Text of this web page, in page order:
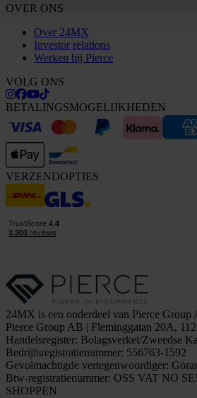
OVER ONS
Over 24MX
Investor relations
Werken bij Pierce
VOLG ONS
BETALINGSMOGELIJKHEDEN
VERZENDOPTIES
24MX is een onderdeel van Pierce Group
Pierce Group AB | Fleminggatan 20A,
Handelsregister: Bolagsverket/Zweedse
Bedrijfsregistratienummer: 556763-1592
Gevolmachtigde vertegenwoordiger:
Btw-registratienummer: OSS VAT NO
SHOPPEN